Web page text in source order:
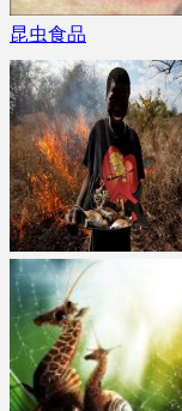
昆虫食品